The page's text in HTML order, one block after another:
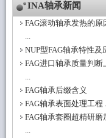
INA轴承新闻
FAG滚动轴承发热的
...
NUP型FAG轴承特性及
FAG进口轴承质量判断
...
FAG轴承后缀含义
FAG轴承表面处理工程
FAG轴承套圈超精研磨
...